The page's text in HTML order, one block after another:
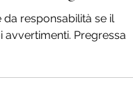
responsabilità se il
Pregressa